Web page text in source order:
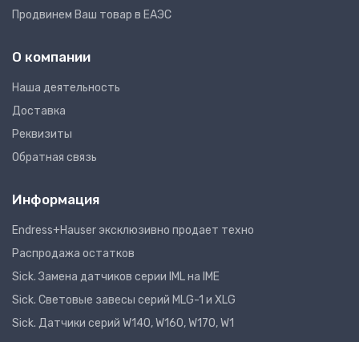
Продвинем Ваш товар в ЕАЭС
О компании
Наша деятельность
Доставка
Реквизиты
Обратная связь
Информация
Endress+Hauser эксклюзивно продает техно
Распродажа остатков
Sick. Замена датчиков серии IML на IME
Sick. Световые завесы серий MLG-1 и XLG
Sick. Датчики серий W140, W160, W170, W1